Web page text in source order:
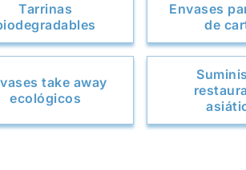
Tarrinas
Envases
de
take away
ecológicos